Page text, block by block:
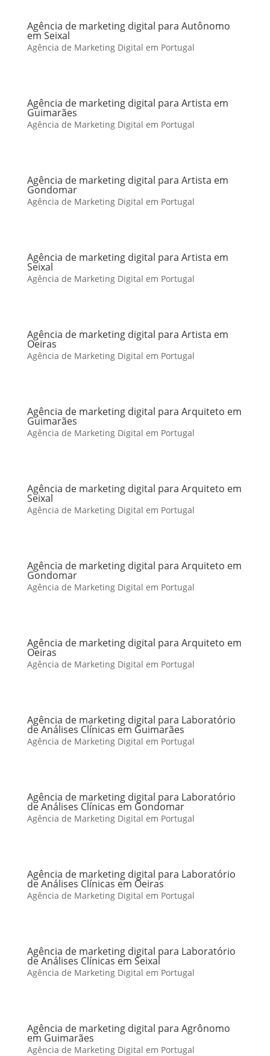
Agência de marketing digital para Autônomo
em Seixal
Agência de Marketing Digital em Portugal
Agência de marketing digital para Artista em
Guimarães
Agência de Marketing Digital em Portugal
Agência de marketing digital para Artista em
Gondomar
Agência de Marketing Digital em Portugal
Agência de marketing digital para Artista em
Seixal
Agência de Marketing Digital em Portugal
Agência de marketing digital para Artista em
Oeiras
Agência de Marketing Digital em Portugal
Agência de marketing digital para Arquiteto em
Guimarães
Agência de Marketing Digital em Portugal
Agência de marketing digital para Arquiteto em
Seixal
Agência de Marketing Digital em Portugal
Agência de marketing digital para Arquiteto em
Gondomar
Agência de Marketing Digital em Portugal
Agência de marketing digital para Arquiteto em
Oeiras
Agência de Marketing Digital em Portugal
Agência de marketing digital para Laboratório
de Análises Clínicas em Guimarães
Agência de Marketing Digital em Portugal
Agência de marketing digital para Laboratório
de Análises Clínicas em Gondomar
Agência de Marketing Digital em Portugal
Agência de marketing digital para Laboratório
de Análises Clínicas em Oeiras
Agência de Marketing Digital em Portugal
Agência de marketing digital para Laboratório
de Análises Clínicas em Seixal
Agência de Marketing Digital em Portugal
Agência de marketing digital para Agrônomo
em Guimarães
Agência de Marketing Digital em Portugal